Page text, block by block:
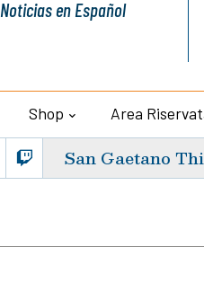
Noticiasen Español
Shop Area
San Gaetano